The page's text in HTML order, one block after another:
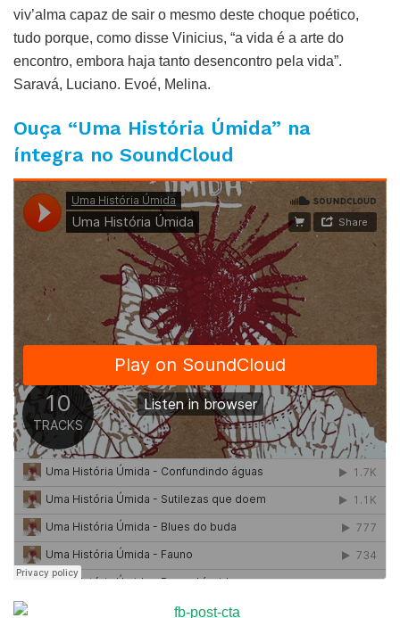
viv’alma capaz de sair o mesmo deste choque poético,
tudo porque, como disse Vinicius, “a vida é a arte do
encontro, embora haja tanto desencontro pela vida”.
Saravá, Luciano. Evoé, Melina.
Ouça “Uma História Úmida” na
íntegra no SoundCloud